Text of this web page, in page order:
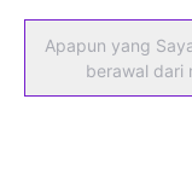
Apapun yang
berawal dari